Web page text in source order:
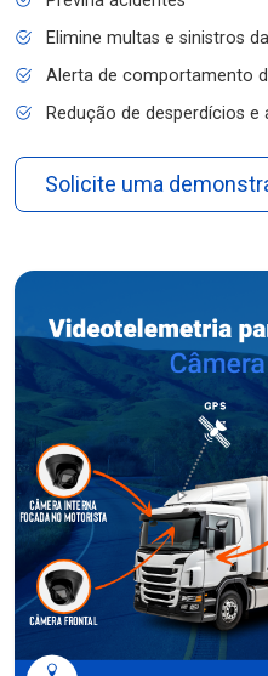
Elimine multas e sinistros
Alerta de comportamento
Redução de desperdícios
Solicite uma